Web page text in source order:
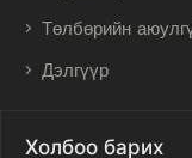
Төлбөрийн
Дэлгүүр
Холбоо барих